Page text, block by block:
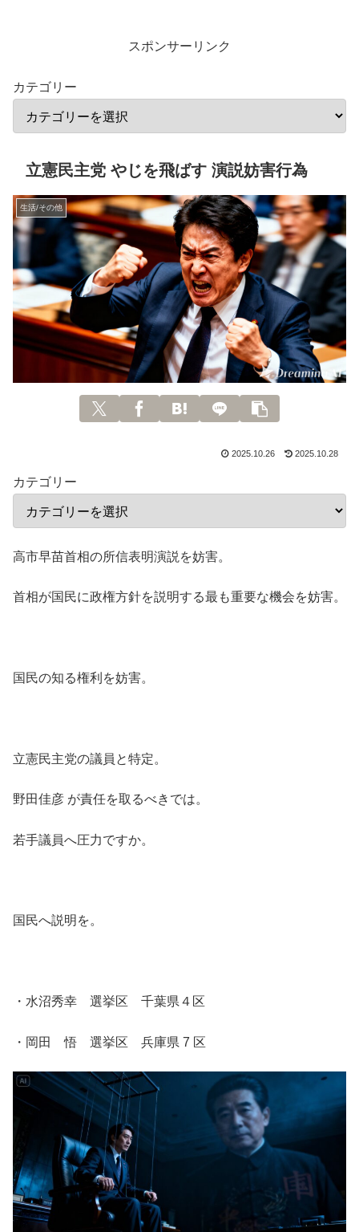
スポンサーリンク
カテゴリー
立憲民主党 やじを飛ばす 演説妨害行為
生活/その他
2025.10.26 2025.10.28
カテゴリー
高市早苗首相の所信表明演説を妨害。
首相が国民に政権方針を説明する最も重要な機会を妨害。
国民の知る権利を妨害。
立憲民主党の議員と特定。
野田佳彦 が責任を取るべきでは。
若手議員へ圧力ですか。
国民へ説明を。
・水沼秀幸 選挙区 千葉県４区
・岡田 悟 選挙区 兵庫県 7 区